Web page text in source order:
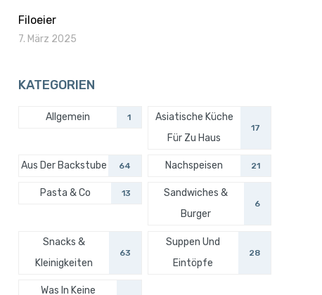
Filoeier
7. März 2025
KATEGORIEN
Allgemein 1
Asiatische Küche
Für Zu Haus
17
Aus Der Backstube 64 Nachspeisen 21
Pasta & Co 13
Sandwiches &
Burger
6
Snacks &
Kleinigkeiten
63
Suppen Und
Eintöpfe
28
Was In Keine